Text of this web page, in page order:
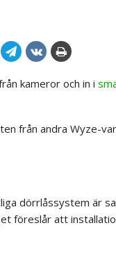
kameror och in i
från andra Wyze-
dörrlåssystem är
föreslår att